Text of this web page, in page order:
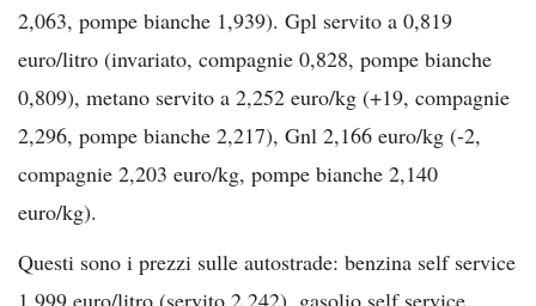
2,063, pompe bianche 1,939). Gpl servito a 0,819
euro/litro (invariato, compagnie 0,828, pompe bianche
0,809), metano servito a 2,252 euro/kg (+19, compagnie
2,296, pompe bianche 2,217), Gnl 2,166 euro/kg (-2,
compagnie 2,203 euro/kg, pompe bianche 2,140
euro/kg).
Questi sono i prezzi sulle autostrade: benzina self service
1,999 euro/litro (servito 2,242), gasolio self service